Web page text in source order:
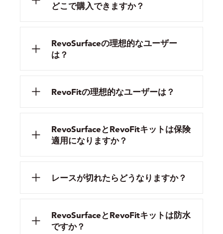
どこで購入できますか？
RevoSurfaceの理想的なユーザー
は？
RevoFitの理想的なユーザーは？
RevoSurfaceとRevoFitキットは保険
適用になりますか？
レースが切れたらどうなりますか？
RevoSurfaceとRevoFitキットは防水
ですか？